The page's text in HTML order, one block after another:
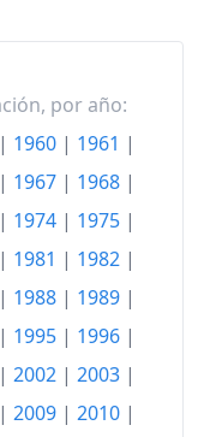
por año:
| 1960 | 1961 |
| 1967 | 1968 |
| 1974 | 1975 |
| 1981 | 1982 |
| 1988 | 1989 |
| 1995 | 1996 |
| 2002 | 2003 |
| 2009 | 2010 |